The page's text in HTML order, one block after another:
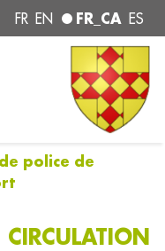
FR EN FR_CA ES
police de
CIRCULATION